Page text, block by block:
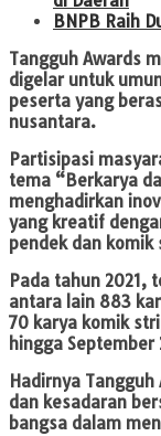
BNPB Raih
Tangguh Awards
digelar untuk
peserta yang
nusantara.
Partisipasi
tema “Berkarya
menghadirkan
yang kreatif
pendek dan komik
Pada tahun 2021,
antara lain 883
70 karya komik
hingga September
Hadirnya
dan kesadaran
bangsa dalam